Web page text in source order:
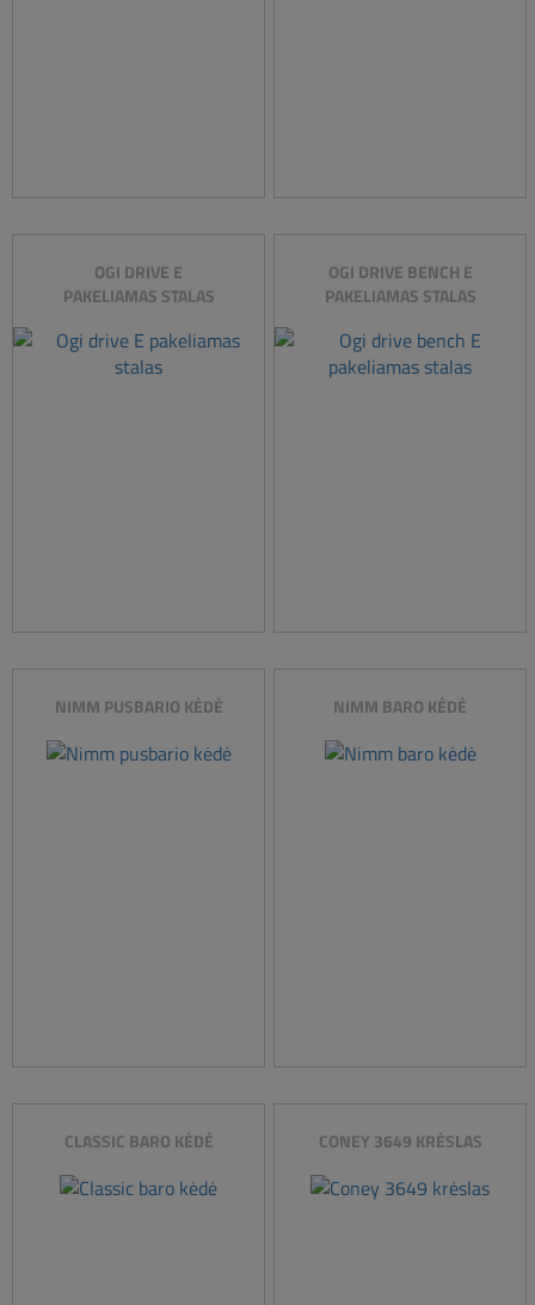
OGI DRIVE E
PAKELIAMAS STALAS
OGI DRIVE BENCH E
PAKELIAMAS STALAS
NIMM PUSBARIO KĖDĖ NIMM BARO KĖDĖ
CLASSIC BARO KĖDĖ CONEY 3649 KRĖSLAS